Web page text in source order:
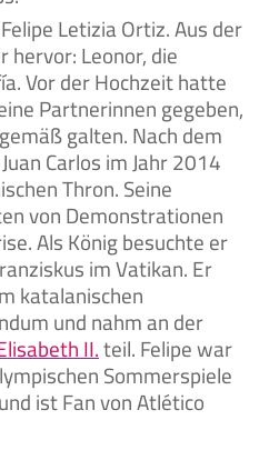
Letizia Ortiz. Aus der
hervor: Leonor, die
Vor der Hochzeit hatte
Partnerinnen gegeben,
galten. Nach dem
Carlos im Jahr 2014
Thron. Seine
von Demonstrationen
Als König besuchte er
im Vatikan. Er
katalanischen
und nahm an der
II.teil. Felipe war
Sommerspiele
ist Fan von Atlético